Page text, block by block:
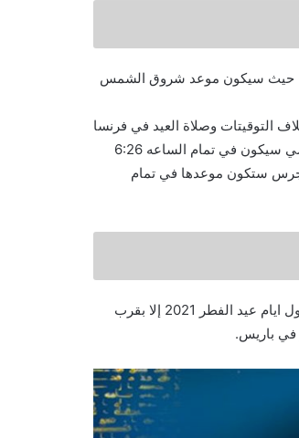
اليكم موعد صلاة عيد الفطر فى فرنسا( الخميس 13 مايو 2021 / 01 شوال 1442 ) حيث سيكون موعد شروق الشمس
التوقيتات وصلاة العيد في فرنسا
في العاصمة باريس ستكون في تمام الساعة 6:31 صباحا وبينما موعد صلاة العيد في آنسي سيكون في تمام الساعه 6:26
في تمام الساعة 6:53 صباحا وفي في انجرس ستكون موعدها في تمام
يكون آخر يوم في رمضان 2021، يصادف غداه الاحتفال بعيد الفطر، حيث لا يكون تحديد أول ايام عيد الفطر 2021 إلا بقرب